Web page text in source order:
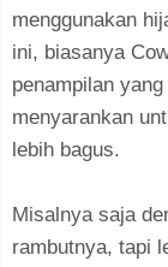
menggunakan
ini, biasanya
penampilan
menyarankan
lebih bagus.
Misalnya saja
rambutnya, tapi